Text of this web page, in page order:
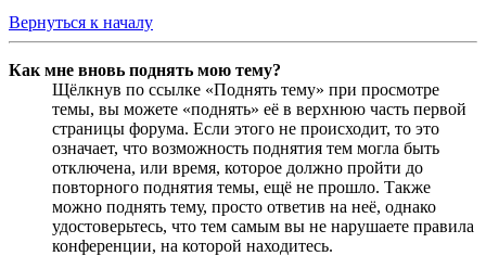
Вернуться к началу
Как мне вновь поднять мою тему?
Щёлкнув по ссылке «Поднять тему» при просмотре
темы, вы можете «поднять» её в верхнюю часть первой
страницы форума. Если этого не происходит, то это
означает, что возможность поднятия тем могла быть
отключена, или время, которое должно пройти до
повторного поднятия темы, ещё не прошло. Также
можно поднять тему, просто ответив на неё, однако
удостоверьтесь, что тем самым вы не нарушаете правила
конференции, на которой находитесь.